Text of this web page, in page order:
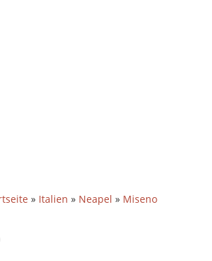
» Italien » Neapel » Miseno